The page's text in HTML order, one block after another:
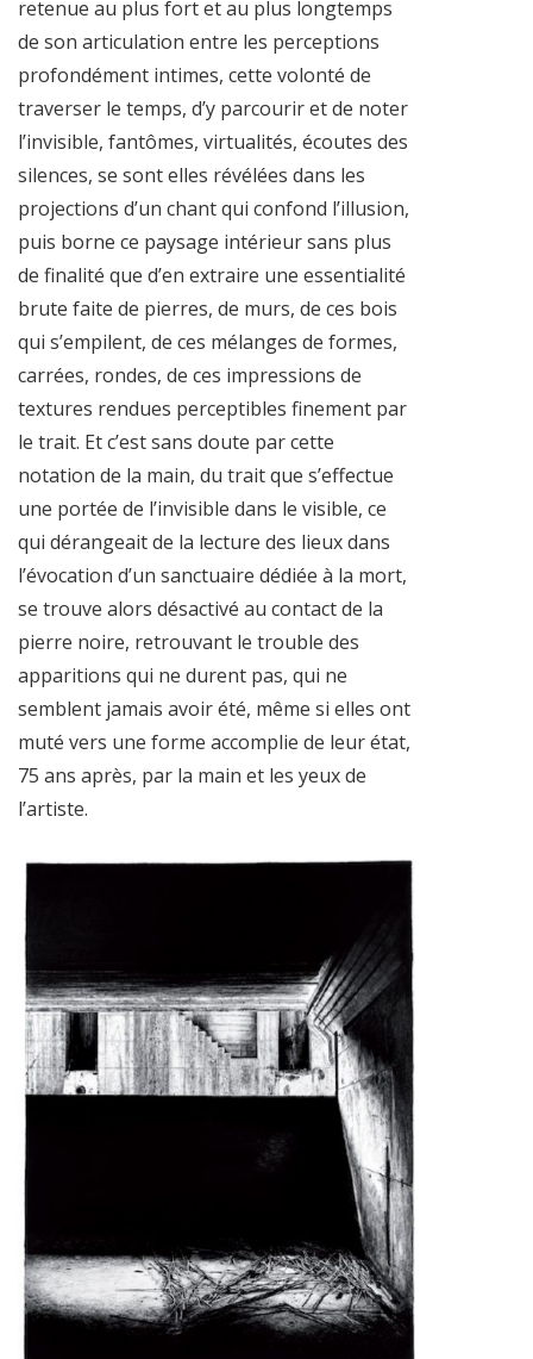
retenue au plus fort et au plus longtemps
de son articulation entre les perceptions
profondément intimes, cette volonté de
traverser le temps, d’y parcourir et de noter
l’invisible, fantômes, virtualités, écoutes des
silences, se sont elles révélées dans les
projections d’un chant qui confond l’illusion,
puis borne ce paysage intérieur sans plus
de finalité que d’en extraire une essentialité
brute faite de pierres, de murs, de ces bois
qui s’empilent, de ces mélanges de formes,
carrées, rondes, de ces impressions de
textures rendues perceptibles finement par
le trait. Et c’est sans doute par cette
notation de la main, du trait que s’effectue
une portée de l’invisible dans le visible, ce
qui dérangeait de la lecture des lieux dans
l’évocation d’un sanctuaire dédiée à la mort,
se trouve alors désactivé au contact de la
pierre noire, retrouvant le trouble des
apparitions qui ne durent pas, qui ne
semblent jamais avoir été, même si elles ont
muté vers une forme accomplie de leur état,
75 ans après, par la main et les yeux de
l’artiste.